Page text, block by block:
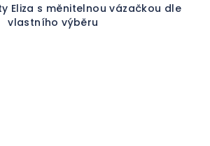
Eliza s měnitelnou vázačkou dle
vlastního výběru